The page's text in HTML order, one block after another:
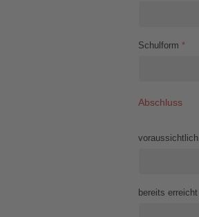
Schulform *
Abschluss
voraussichtlich
bereits erreicht